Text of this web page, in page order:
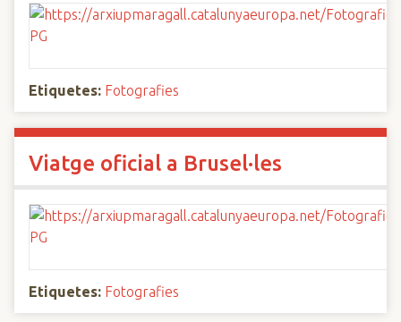
Etiquetes: Fotografies
Viatge oficial a Brusel·les
Etiquetes: Fotografies